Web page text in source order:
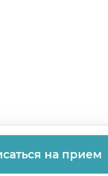
на прием